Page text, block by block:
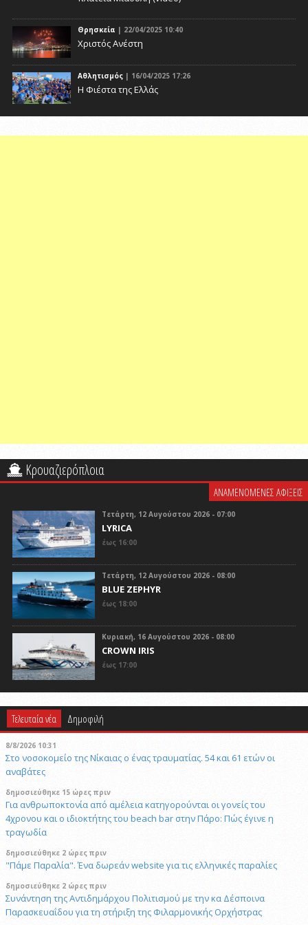
Θρησκεία | 22/04/2025 10:40
Χριστός Ανέστη
Αθλητισμός | 16/04/2025 17:26
Η Φιέστα της Ελλάς
Κρουαζιερόπλοια
ΑΝΑΜΕΝΟΜΕΝΕΣ ΑΦΙΞΕΙΣ
Τετάρτη, 12 Αυγούστου 2026 - 07:00
LYRICA
έως 16:00
Τετάρτη, 12 Αυγούστου 2026 - 08:00
BLUE ZEPHYR
έως 18:00
Κυριακή, 16 Αυγούστου 2026 - 08:00
CROWN IRIS
έως 17:00
Τελευταία νέα Δημοφιλή
8/8/2026 10:31
Στο νοσοκομείο της Νίκαιας ο ένας τραυματίας. 54 και 61 ετών οι
αναβάτες
δημοσιεύθηκε 15 ώρες πριν
Για ανθρωποκτονία από αμέλεια κατηγορούνται οι γονείς του
4χρονου και ο ιδιοκτήτης του beach bar στην Πάρο: Πώς έγινε η
τραγωδία
δημοσιεύθηκε 2 ώρες πριν
"Πάμε Παραλία". Ένα δωρεάν website για τις ελληνικές παραλίες
δημοσιεύθηκε 2 ώρες πριν
Συνάντηση της Αντιδημάρχου Πολιτισμού με την κα Δέσποινα
Παρασκευαΐδου για τη στήριξη της Φιλαρμονικής Ορχήστρας